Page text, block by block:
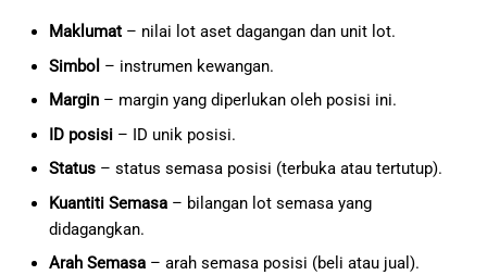
Maklumat– nilai lot aset dagangan dan unit lot.
Simbol – instrumen kewangan.
Margin– margin yang diperlukan oleh posisi ini.
ID posisi– ID unik posisi.
Status– status semasa posisi (terbuka atau tertutup).
Kuantiti Semasa– bilangan lot semasa yang
didagangkan.
Arah Semasa– arah semasa posisi (beli atau jual).